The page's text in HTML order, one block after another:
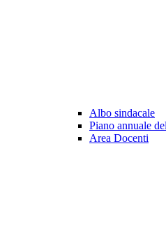
Albo sindacale
Piano annuale
Area Docenti